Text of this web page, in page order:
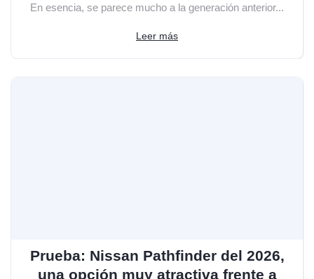
En esencia, se parece mucho a la generación anterior...
Leer más
Prueba: Nissan Pathfinder del 2026,
una opción muy atractiva frente a